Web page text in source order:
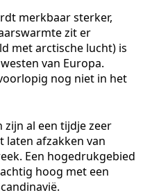
merkbaar sterker,
zit er
met arctische lucht) is
van Europa.
nog niet in het
zijn al een tijdje zeer
laten afzakken van
Een hogedrukgebied
hoog met een